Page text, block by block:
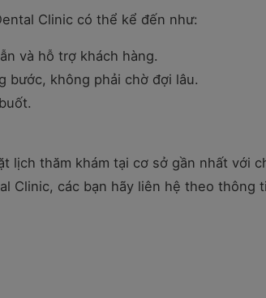
Clinic có thể kể đến như:
và hỗ trợ khách hàng.
bước, không phải chờ đợi lâu.
lịch thăm khám tại cơ sở gần nhất với
Clinic, các bạn hãy liên hệ theo thông